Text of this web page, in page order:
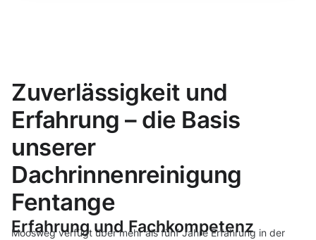
Zuverlässigkeit und
Erfahrung – die Basis
unserer
Dachrinnenreinigung
Fentange
Erfahrung und Fachkompetenz
Moosweg verfügt über mehr als fünf Jahre Erfahrung in der